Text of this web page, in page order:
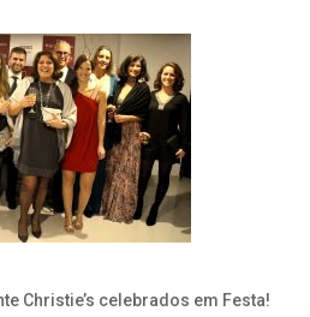
Christie’s celebrados em Festa!